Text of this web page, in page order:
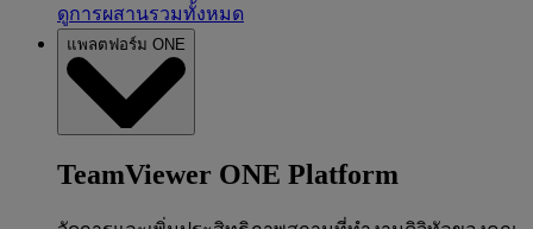
ดูการผสานรวมทั้งหมด
แพลตฟอร์ม ONE
TeamViewer ONE Platform